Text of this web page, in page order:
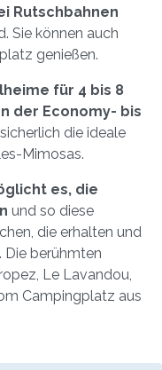
Rutschbahnen
Sie können auch
genießen.
für 4 bis 8
der Economy- bis
die ideale
Mimosas.
es, die
und so diese
die erhalten und
Die berühmten
Le Lavandou,
Campingplatz aus